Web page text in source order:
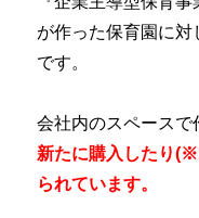
が作った保育園に
です。
会社内のスペース
新たに購入したり
られています。